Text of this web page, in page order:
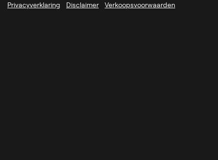
Privacyverklaring
Disclaimer Verkoopsvoorwaarden